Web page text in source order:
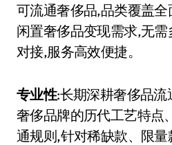
可流通奢侈品,品类覆盖
闲置奢侈品变现需求,无
对接,服务高效便捷。
专业性:长期深耕奢侈品
奢侈品牌的历代工艺特点
通规则,针对稀缺款、限